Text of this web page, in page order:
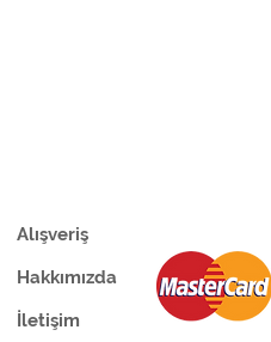
Alışveriş
Hakkımızda
İletişim